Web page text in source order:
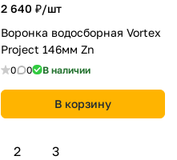
2 640 ₽/шт
Воронка водосборная Vortex
Project 146мм Zn
0 0 В наличии
В корзину
2 3